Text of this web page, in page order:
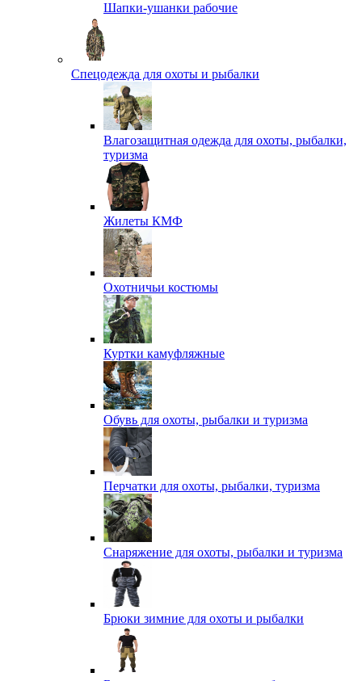
Шапки-ушанки рабочие
Спецодежда для охоты и рыбалки
Влагозащитная одежда для охоты, рыбалки,
туризма
Жилеты КМФ
Охотничьи костюмы
Куртки камуфляжные
Обувь для охоты, рыбалки и туризма
Перчатки для охоты, рыбалки, туризма
Снаряжение для охоты, рыбалки и туризма
Брюки зимние для охоты и рыбалки